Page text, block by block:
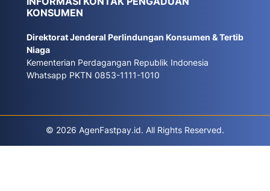
KONSUMEN
Direktorat Jenderal Perlindungan Konsumen & Tertib
Niaga
Kementerian Perdagangan Republik Indonesia
Whatsapp PKTN 0853-1111-1010
© 2026 AgenFastpay.id. All Rights Reserved.